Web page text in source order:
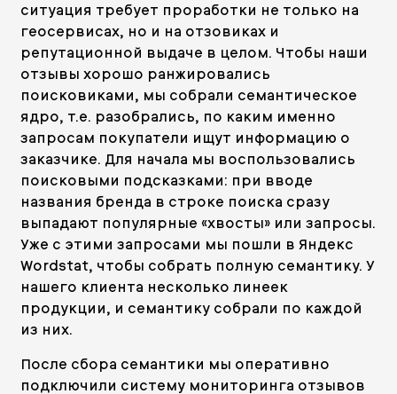
ситуация требует проработки не только на
геосервисах, но и на отзовиках и
репутационной выдаче в целом. Чтобы наши
отзывы хорошо ранжировались
поисковиками, мы собрали семантическое
ядро, т.е. разобрались, по каким именно
запросам покупатели ищут информацию о
заказчике. Для начала мы воспользовались
поисковыми подсказками: при вводе
названия бренда в строке поиска сразу
выпадают популярные «хвосты» или запросы.
Уже с этими запросами мы пошли в Яндекс
Wordstat, чтобы собрать полную семантику. У
нашего клиента несколько линеек
продукции, и семантику собрали по каждой
из них.
После сбора семантики мы оперативно
подключили систему мониторинга отзывов